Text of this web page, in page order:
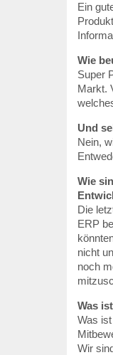
Ein
Wie
Super
Markt.
Und
Nein,
Wie
Die
ERP
nicht
noch
Was
Was
Wir